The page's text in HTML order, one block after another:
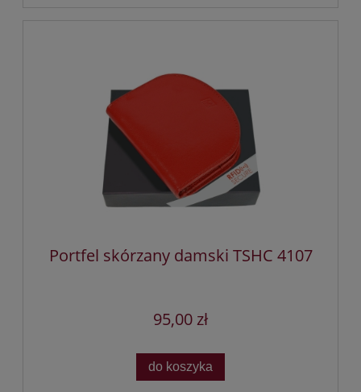
Portfel skórzany damski TSHC 4107
95,00 zł
do koszyka